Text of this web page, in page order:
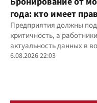
года: кто имеет
отказать
Предприятия должны
критичность, а
актуальность данных в
6.08.2026 22:03